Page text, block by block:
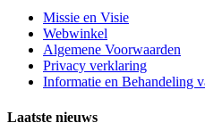
Missie en Visie
Webwinkel
Algemene Voorwaarden
Privacy verklaring
Informatie en Behandeling
Laatste nieuws